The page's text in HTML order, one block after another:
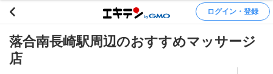
ログイン・登録
落合南長崎駅周辺のおすすめマッサージ
店